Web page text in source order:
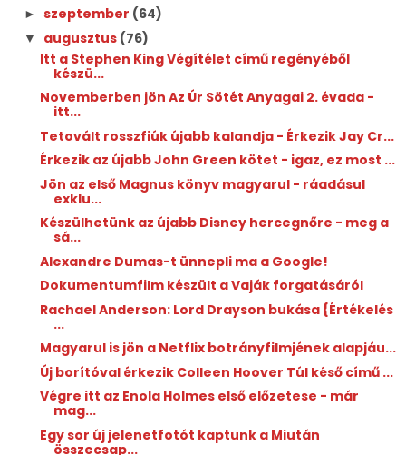
► szeptember (64)
▼ augusztus (76)
Itt a Stephen King Végítélet című regényéből
készü...
Novemberben jön Az Úr Sötét Anyagai 2. évada -
itt...
Tetovált rosszfiúk újabb kalandja - Érkezik Jay Cr...
Érkezik az újabb John Green kötet - igaz, ez most ...
Jön az első Magnus könyv magyarul - ráadásul
exklu...
Készülhetünk az újabb Disney hercegnőre - meg a
sá...
Alexandre Dumas-t ünnepli ma a Google!
Dokumentumfilm készült a Vaják forgatásáról
Rachael Anderson: Lord ​Drayson bukása {Értékelés
...
Magyarul is jön a Netflix botrányfilmjének alapjáu...
Új borítóval érkezik Colleen Hoover Túl késő című ...
Végre itt az Enola Holmes első előzetese - már
mag...
Egy sor új jelenetfotót kaptunk a Miután
összecsap...